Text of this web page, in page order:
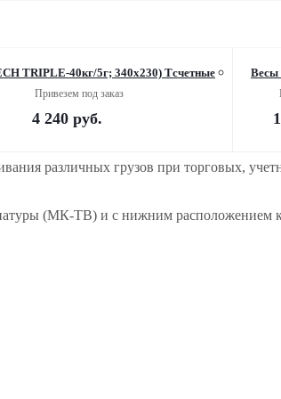
TRIPLE-40кг/5г; 340х230) Тсчетные
Привезем под заказ
4 240руб.
Весы
различных грузов при торговых,
(МК-ТВ) и с нижним